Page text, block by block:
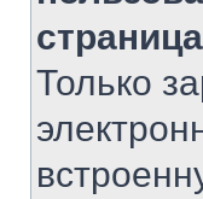
Только